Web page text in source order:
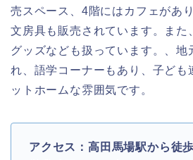
売スペース、4階にはカフェがあ
文房具も販売されています。また
グッズなども扱っています。、地
れ、語学コーナーもあり、子ども
ットホームな雰囲気です。
アクセス：高田馬場駅から徒